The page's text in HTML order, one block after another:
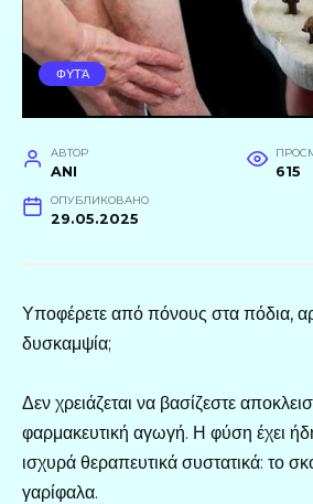
ΦΥΤΆ
АВТОР
ANI 615
ОПУБЛИКОВАНО
29.05.2025
Υποφέρετε από πόνους στα πόδια,
δυσκαμψία;
Δεν χρειάζεται να βασίζεστε
φαρμακευτική αγωγή. Η φύση έχει
ισχυρά θεραπευτικά συστατικά: το
γαρίφαλα.